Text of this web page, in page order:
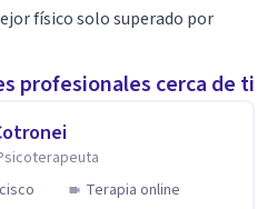
físico solo superado por
profesionales cerca de ti
Terapia online